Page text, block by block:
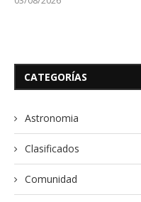
CATEGORÍAS
Astronomia
Clasificados
Comunidad